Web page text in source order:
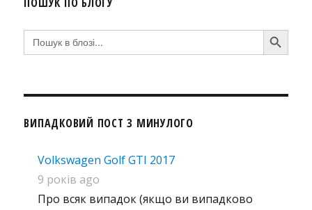
Search
for:
SEARCH BUTTON
ВИПАДКОВИЙ ПОСТ З МИНУЛОГО
Volkswagen Golf GTI 2017
9 років ago
Про всяк випадок (якщо ви випадково